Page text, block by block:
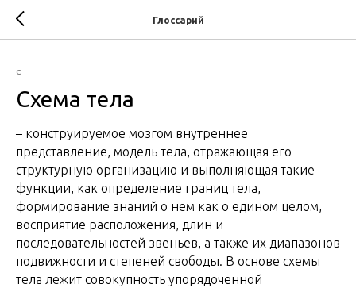
Глоссарий
С
Схема тела
– конструируемое мозгом внутреннее
представление, модель тела, отражающая его
структурную организацию и выполняющая такие
функции, как определение границ тела,
формирование знаний о нем как о едином целом,
восприятие расположения, длин и
последовательностей звеньев, а также их диапазонов
подвижности и степеней свободы. В основе схемы
тела лежит совокупность упорядоченной